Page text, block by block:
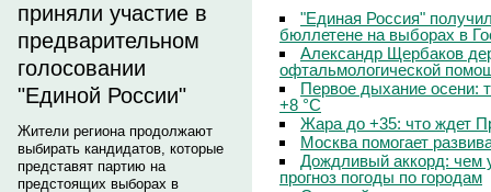
приняли участие в
предварительном
голосовании
"Единой России"
Жители региона продолжают
выбирать кандидатов, которые
представят партию на
предстоящих выборах в
"Единая Россия"
бюллетене на выборах в
Александр Щербаков
офтальмологической
Первое дыхание осени:
+8 °C
Жара до +35: что ждет
Москва помогает
Дождливый аккорд: чем
прогноз погоды по городам